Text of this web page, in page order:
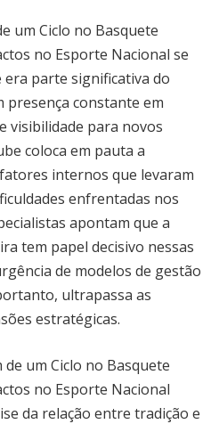
um Ciclo no Basquete
no Esporte Nacional se
parte significativa do
presença constante em
visibilidade para novos
coloca em pauta a
internos que levaram
enfrentadas nos
apontam que a
tem papel decisivo nessas
de modelos de gestão
ultrapassa as
estratégicas.
de um Ciclo no Basquete
no Esporte Nacional
da relação entre tradição e